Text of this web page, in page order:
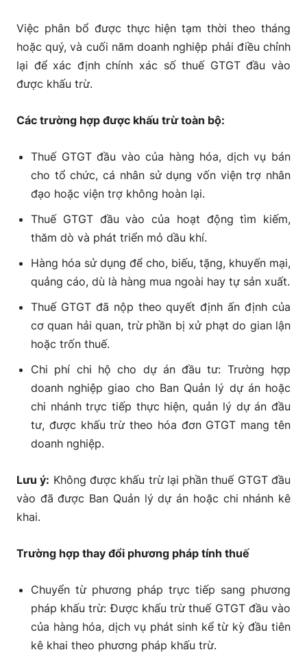
Việc phân bổ được thực hiện tạm thời theo tháng
hoặc quý, và cuối năm doanh nghiệp phải điều chỉnh
lại để xác định chính xác số thuế GTGT đầu vào
được khấu trừ.
Các trường hợp được khấu trừ toàn bộ:
Thuế GTGT đầu vào của hàng hóa, dịch vụ bán
cho tổ chức, cá nhân sử dụng vốn viện trợ nhân
đạo hoặc viện trợ không hoàn lại.
Thuế GTGT đầu vào của hoạt độngtìm kiếm,
thăm dò và phát triển mỏ dầu khí.
Hàng hóa sử dụng để cho, biếu, tặng, khuyến mại,
quảng cáo, dù là hàng mua ngoài hay tự sản xuất.
Thuế GTGT đã nộp theo quyết định ấn định của
cơ quan hải quan, trừ phần bị xử phạt do gian lận
hoặc trốn thuế.
Chi phí chi hộ cho dự án đầu tư: Trường hợp
doanh nghiệp giao cho Ban Quản lý dự án hoặc
chi nhánh trực tiếp thực hiện, quản lý dự án đầu
tư, được khấu trừ theo hóa đơn GTGT mang tên
doanh nghiệp.
Lưu ý: Không được khấu trừ lại phần thuế GTGT đầu
vào đã được Ban Quản lý dự án hoặc chi nhánh kê
khai.
Trường hợp thay đổi phương pháp tính thuế
Chuyển từ phương pháp trực tiếp sang phương
pháp khấu trừ:Được khấu trừ thuế GTGT đầu vào
của hàng hóa, dịch vụ phát sinh kể từ kỳ đầu tiên
kê khai theo phương pháp khấu trừ.